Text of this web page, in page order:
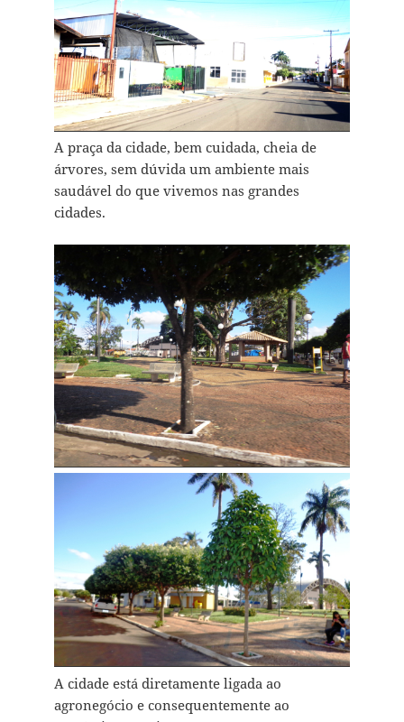
A praça da cidade, bem cuidada, cheia de
árvores, sem dúvida um ambiente mais
saudável do que vivemos nas grandes
cidades.
A cidade está diretamente ligada ao
agronegócio e consequentemente ao